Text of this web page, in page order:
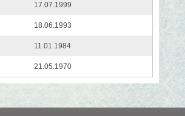
17.07.1999
18.06.1993
11.01.1984
21.05.1970